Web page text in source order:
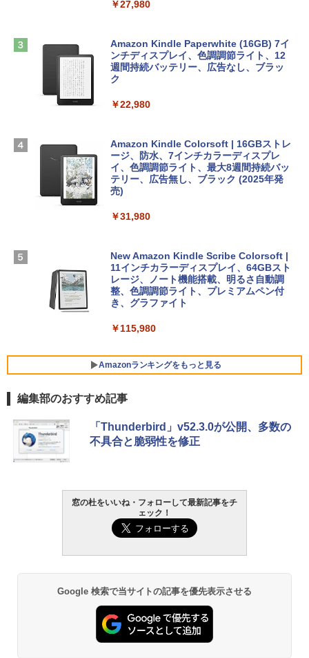
13インチノートブック：AIとApple Intell
igence、13.6インチLiquid Retinaディ
スプレイ、16GBユニファイドメモリ、1
TB SSDストレージ、12MPセンターフレ
D - ミッドナイト
【Amazon.co.jp限定】 HP ノートパソコ
ン 15-fd 15.6インチ 16GBメモリ 512GB
SSD インテル Core 5
￥129,800
FMV ノートパソコン WE1-K3 (MS 365 P
ersonal/Copilotキー搭載/Win 11/15.6型/
Core i5/16GB/SSD 512GB/ホワイト) FM
VWK3E15W_AZ
インゲームコード】 ロブロックス | オン
ラインコード版
￥3,200
ows11、10/mac対応|PC2台
￥39,582
ト): Java & Bedrock Edition | オンライ
￥3,600
非エンジニア 初心者 素人 でも安心 使い
めのAIコーディング入門シリーズ
￥99
AIイラスト表現辞典: 思い通りの絵を引き
￥480
FM TOWNS ハイパー・カタログ: 本体ハ
ェクトリストと最新エミュレータ紹介
￥27,980
Amazon Kindle Paperwhite (16GB) 7イ
ンチディスプレイ、色調調節ライト、12
週間持続バッテリー、広告なし、ブラッ
ク
￥22,980
Amazon Kindle Colorsoft | 16GBストレ
ージ、防水、7インチカラーディスプレ
イ、色調調節ライト、最大8週間持続バッ
テリー、広告無し、ブラック (2025年発
売)
￥31,980
New Amazon Kindle Scribe Colorsoft |
11インチカラーディスプレイ、64GBスト
レージ、ノート機能搭載、明るさ自動調
整、色調調節ライト、プレミアムペン付
き、グラファイト
￥115,980
Amazonランキングをもっと見る
編集部のおすすめ記事
「Thunderbird」v52.3.0が公開、多数の
不具合と脆弱性を修正
窓の杜をいいね・フォローして最新記事をチ
ェック！
Google 検索で当サイトの記事を優先表示させる